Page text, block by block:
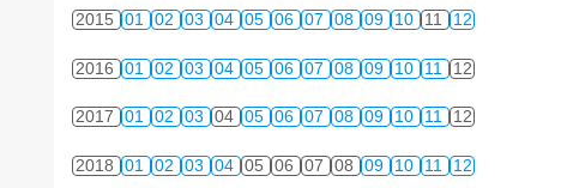
2015 01 02 03 04 05 06 07 08 09 10 11 12
2016 01 02 03 04 05 06 07 08 09 10 11 12
2017 01 02 03 04 05 06 07 08 09 10 11 12
2018 01 02 03 04 05 06 07 08 09 10 11 12